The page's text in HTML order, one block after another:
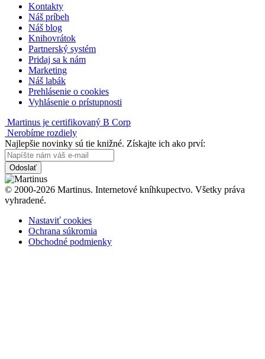
Kontakty
Náš príbeh
Náš blog
Knihovrátok
Partnerský systém
Pridaj sa k nám
Marketing
Náš labák
Prehlásenie o cookies
Vyhlásenie o prístupnosti
Martinus je certifikovaný B Corp
Nerobíme rozdiely
Najlepšie novinky sú tie knižné. Získajte ich ako prví:
Odoslať
© 2000-2026 Martinus. Internetové kníhkupectvo. Všetky práva
vyhradené.
Nastaviť cookies
Ochrana súkromia
Obchodné podmienky